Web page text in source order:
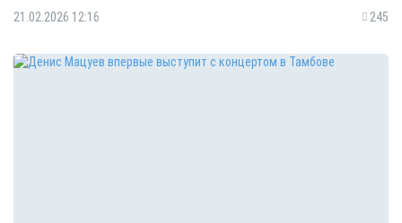
21.02.2026 12:16 245